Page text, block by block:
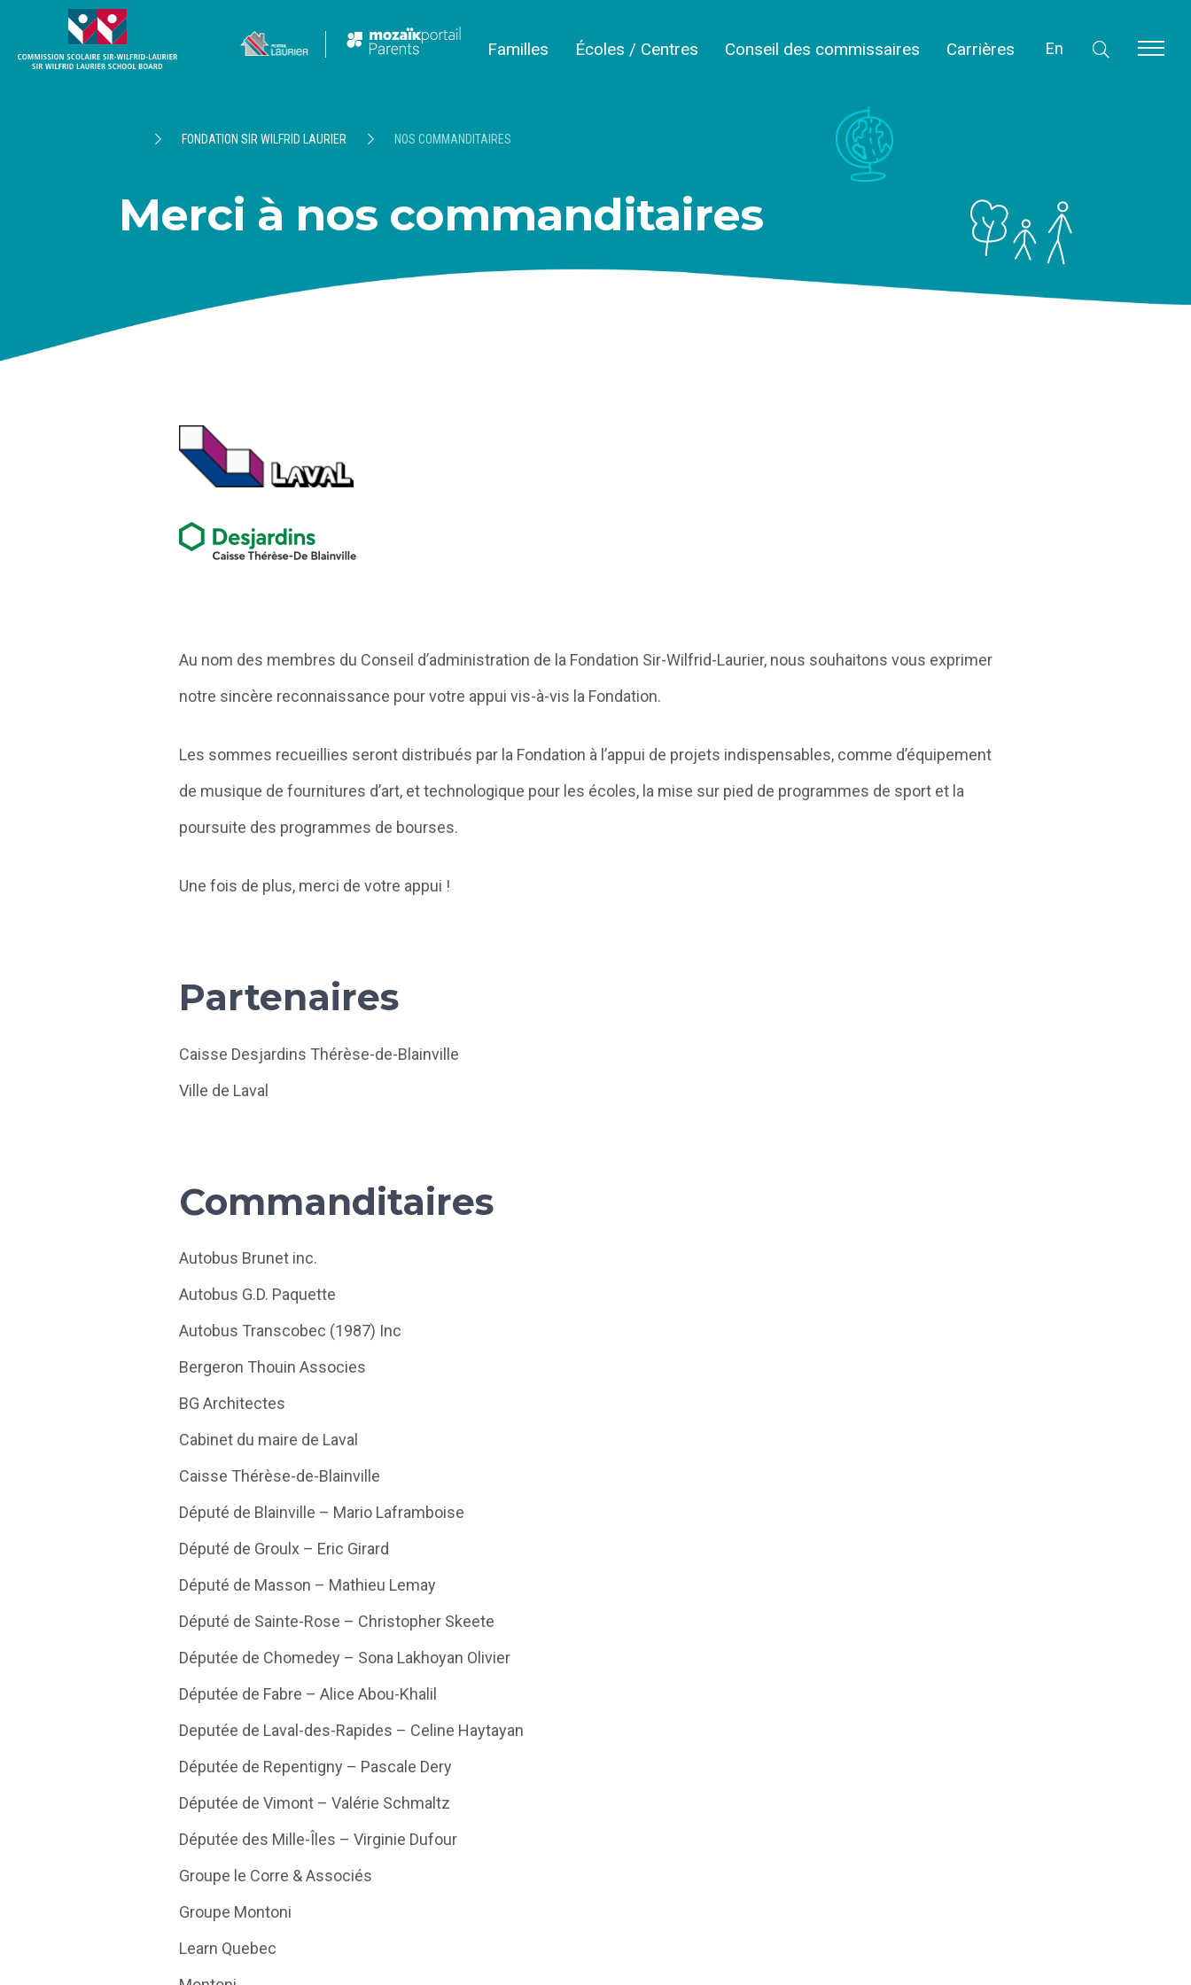
En
Familles Écoles / Centres Conseil des commissaires Carrières
FONDATION SIR WILFRID LAURIER NOS COMMANDITAIRES
Merci à nos commanditaires
Au nom des membres du Conseil d’administration de la Fondation Sir-Wilfrid-Laurier, nous souhaitons vous exprimer
notre sincère reconnaissance pour votre appui vis-à-vis la Fondation.
Les sommes recueillies seront distribués par la Fondation à l’appui de projets indispensables, comme d’équipement
de musique de fournitures d’art, et technologique pour les écoles, la mise sur pied de programmes de sport et la
poursuite des programmes de bourses.
Une fois de plus, merci de votre appui !
Partenaires
Caisse Desjardins Thérèse-de-Blainville
Ville de Laval
Commanditaires
Autobus Brunet inc.
Autobus G.D. Paquette
Autobus Transcobec (1987) Inc
Bergeron Thouin Associes
BG Architectes
Cabinet du maire de Laval
Caisse Thérèse-de-Blainville
Député de Blainville – Mario Laframboise
Député de Groulx – Eric Girard
Député de Masson – Mathieu Lemay
Député de Sainte-Rose – Christopher Skeete
Députée de Chomedey – Sona Lakhoyan Olivier
Députée de Fabre – Alice Abou-Khalil
Deputée de Laval-des-Rapides – Celine Haytayan
Députée de Repentigny – Pascale Dery
Députée de Vimont – Valérie Schmaltz
Députée des Mille-Îles – Virginie Dufour
Groupe le Corre & Associés
Groupe Montoni
Learn Quebec